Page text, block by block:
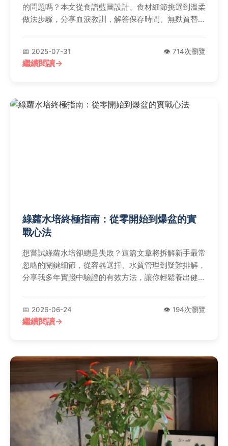
的問題嗎？本文從食譜藍圖設計、食材細節挑選到溫柔
做法步驟，分享血淚教訓，解答保存時間、無麩質替代
📅 2025-07-31 👁️ 714次瀏覽
繼續閱讀
綠蘿水培終極指南：從零開始到爆盆的實
戰心法
想嘗試綠蘿水培卻總是失敗？這篇文章將拆解新手最常
忽略的關鍵細節，從容器選擇、水質管理到疑難排解，
分享我多年實踐中驗證的有效方法，讓你輕鬆養出健康
📅 2026-06-24 👁️ 194次瀏覽
繼續閱讀